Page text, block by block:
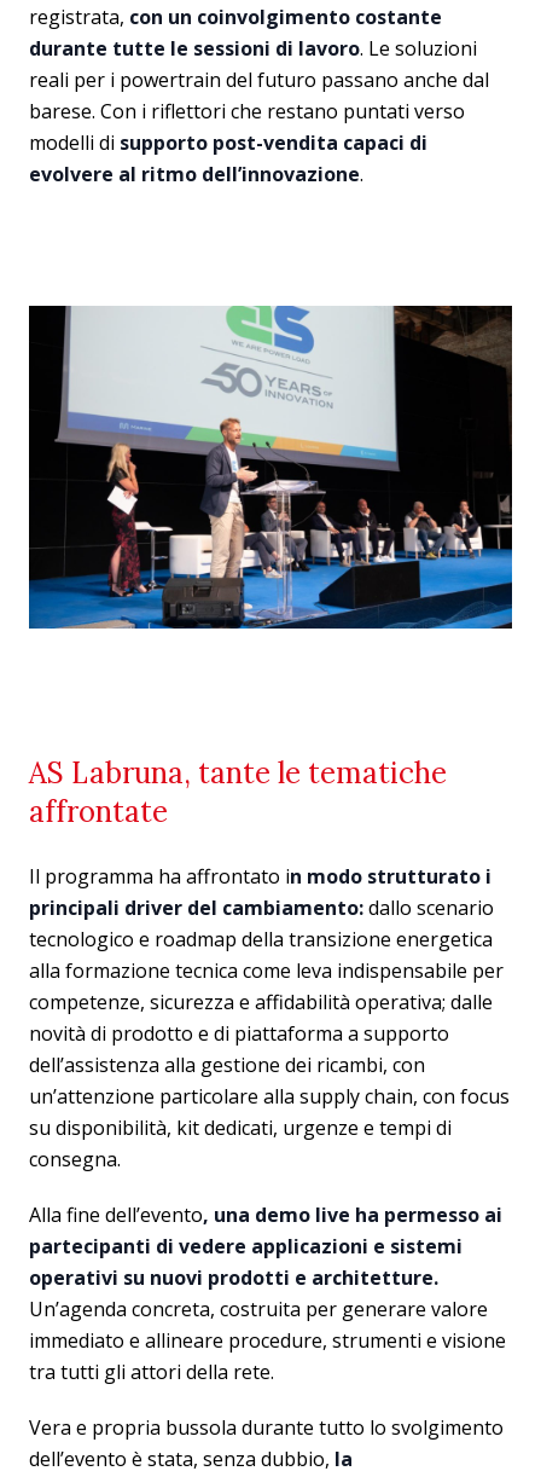
registrata, con un coinvolgimento costante
durante tutte le sessioni di lavoro. Le soluzioni
reali per i powertrain del futuro passano anche dal
barese. Con i riflettori che restano puntati verso
modelli di supporto post-vendita capaci di
evolvere al ritmo dell’innovazione.
AS Labruna, tante le tematiche
affrontate
Il programma ha affrontato in modo strutturato i
principali driver del cambiamento:dallo scenario
tecnologico e roadmap della transizione energetica
alla formazione tecnica come leva indispensabile per
competenze, sicurezza e affidabilità operativa; dalle
novità di prodotto e di piattaforma a supporto
dell’assistenza alla gestione dei ricambi, con
un’attenzione particolare alla supply chain, con focus
su disponibilità, kit dedicati, urgenze e tempi di
consegna.
Alla fine dell’evento, una demo live ha permesso ai
partecipanti di vedere applicazioni e sistemi
operativi su nuovi prodotti e architetture.
Un’agenda concreta, costruita per generare valore
immediato e allineare procedure, strumenti e visione
tra tutti gli attori della rete.
Vera e propria bussola durante tutto lo svolgimento
dell’evento è stata, senza dubbio, la